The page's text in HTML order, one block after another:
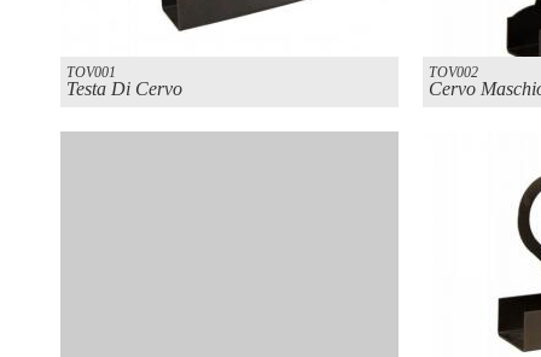
TOV001
Testa Di Cervo
TOV002
Cervo